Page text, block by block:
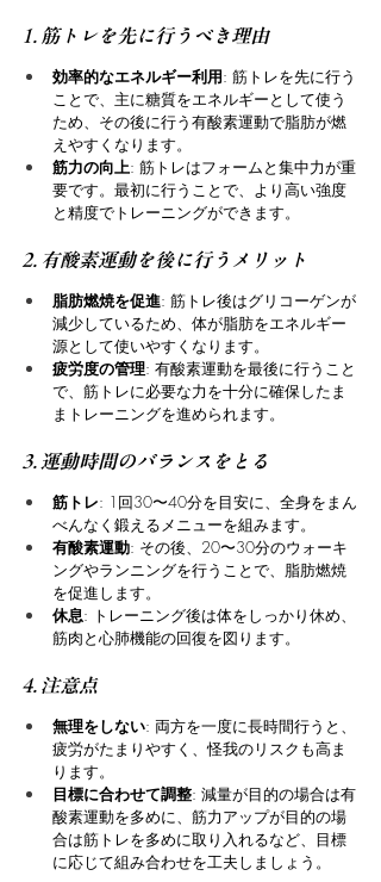
1. 筋トレを先に行うべき理由
効率的なエネルギー利用: 筋トレを先に行う
ことで、主に糖質をエネルギーとして使う
ため、その後に行う有酸素運動で脂肪が燃
えやすくなります。
筋力の向上: 筋トレはフォームと集中力が重
要です。最初に行うことで、より高い強度
と精度でトレーニングができます。
2. 有酸素運動を後に行うメリット
脂肪燃焼を促進: 筋トレ後はグリコーゲンが
減少しているため、体が脂肪をエネルギー
源として使いやすくなります。
疲労度の管理: 有酸素運動を最後に行うこと
で、筋トレに必要な力を十分に確保したま
まトレーニングを進められます。
3. 運動時間のバランスをとる
筋トレ: 1回30〜40分を目安に、全身をまん
べんなく鍛えるメニューを組みます。
有酸素運動: その後、20〜30分のウォーキ
ングやランニングを行うことで、脂肪燃焼
を促進します。
休息: トレーニング後は体をしっかり休め、
筋肉と心肺機能の回復を図ります。
4. 注意点
無理をしない: 両方を一度に長時間行うと、
疲労がたまりやすく、怪我のリスクも高ま
ります。
目標に合わせて調整: 減量が目的の場合は有
酸素運動を多めに、筋力アップが目的の場
合は筋トレを多めに取り入れるなど、目標
に応じて組み合わせを工夫しましょう。